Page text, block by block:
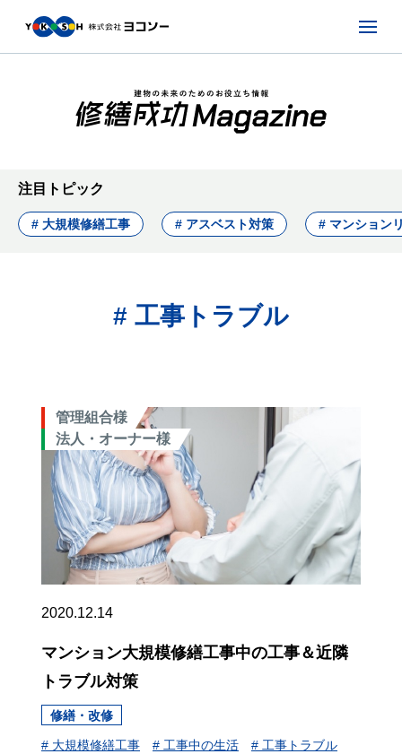
注目トピック
# 大規模修繕工事 # アスベスト対策 # マンション
# 工事トラブル
管理組合様
法人・オーナー様
2020.12.14
マンション大規模修繕工事中の工事＆近隣
トラブル対策
修繕・改修
# 大規模修繕工事 # 工事中の生活
# 工事トラブル